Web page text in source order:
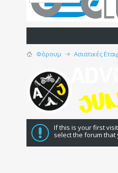
Φόρουμ Ασιατικές
If this is your first
select the forum that